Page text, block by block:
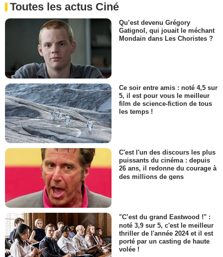
Toutes les actus Ciné
Qu’est devenu Grégory
Gatignol, qui jouait le méchant
Mondain dans Les Choristes ?
Ce soir entre amis : noté 4,5 sur
5, il est pour vous le meilleur
film de science-fiction de tous
les temps !
C'est l'un des discours les plus
puissants du cinéma : depuis
26 ans, il redonne du courage à
des millions de gens
"C’est du grand Eastwood !" :
noté 3,9 sur 5, c'est le meilleur
thriller de l'année 2024 et il est
porté par un casting de haute
volée !